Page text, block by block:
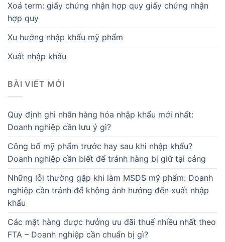
Xoá term: giấy chứng nhận hợp quy giấy chứng nhận
hợp quy
Xu hướng nhập khẩu mỹ phẩm
Xuất nhập khẩu
BÀI VIẾT MỚI
Quy định ghi nhãn hàng hóa nhập khẩu mới nhất:
Doanh nghiệp cần lưu ý gì?
Công bố mỹ phẩm trước hay sau khi nhập khẩu?
Doanh nghiệp cần biết để tránh hàng bị giữ tại cảng
Những lỗi thường gặp khi làm MSDS mỹ phẩm: Doanh
nghiệp cần tránh để không ảnh hưởng đến xuất nhập
khẩu
Các mặt hàng được hưởng ưu đãi thuế nhiều nhất theo
FTA – Doanh nghiệp cần chuẩn bị gì?